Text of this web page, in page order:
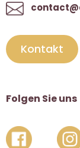
Kontakt
Folgen Sie uns